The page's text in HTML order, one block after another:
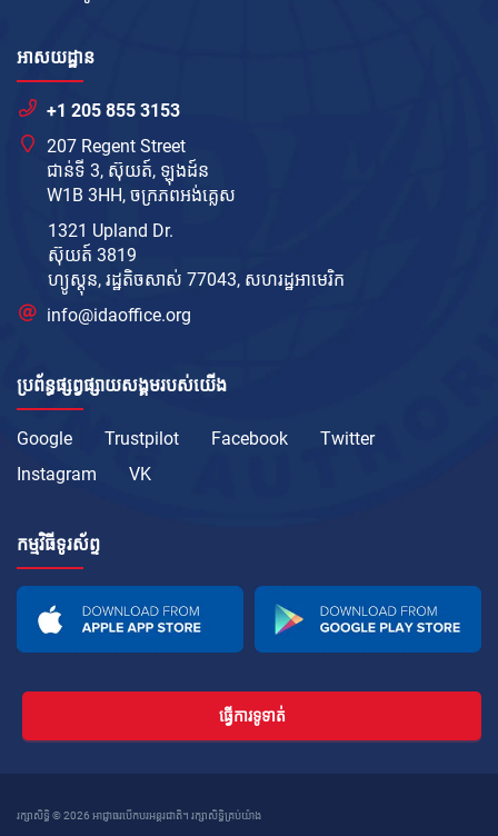
អាសយដ្ឋាន
+1 205 855 3153
207 Regent Street
ជាន់ទី 3, ស៊ុយត៍, ឡុងដ៍ន
W1B 3HH, ចក្រភព​អង់គ្លេស
1321 Upland Dr.
ស៊ុយត៍ 3819
ហ្យូស្តុន, រដ្ឋតិចសាស់ 77043, សហរដ្ឋ​អាមេរិក
info@idaoffice.org
ប្រព័ន្ធផ្សព្វផ្សាយសង្គមរបស់យើង
Google Trustpilot Facebook
Twitter
Instagram
VK
កម្មវិធីទូរស័ព្ទ
ធ្វើការទូទាត់
រក្សាសិទ្ធិ © 2026 អាជ្ញាធរបើកបរអន្តរជាតិ។ រក្សាសិទ្ធិគ្រប់យ៉ាង